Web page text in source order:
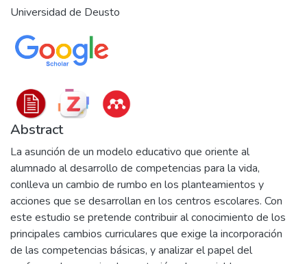
Universidad de Deusto
Abstract
La asunción de un modelo educativo que oriente al
alumnado al desarrollo de competencias para la vida,
conlleva un cambio de rumbo en los planteamientos y
acciones que se desarrollan en los centros escolares. Con
este estudio se pretende contribuir al conocimiento de los
principales cambios curriculares que exige la incorporación
de las competencias básicas, y analizar el papel del